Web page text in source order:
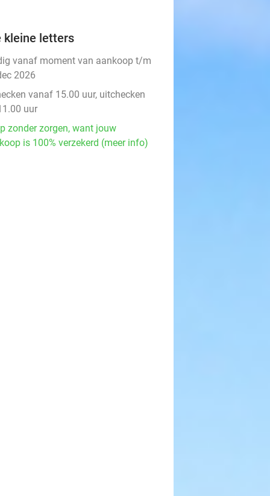
kleine letters
vanaf moment van aankoop t/m
2026
vanaf 15.00 uur, uitchecken
uur
zonder zorgen, want jouw
is 100% verzekerd (meer info)